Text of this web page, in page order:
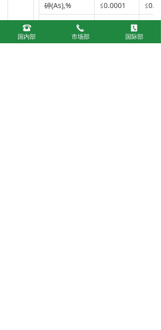
砷(As),% ≤0.0001
铅(Pb),%
뀰
国内部
끅
市场部
끐
国际部